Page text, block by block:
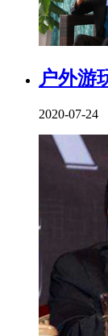
户外游
2020-07-24